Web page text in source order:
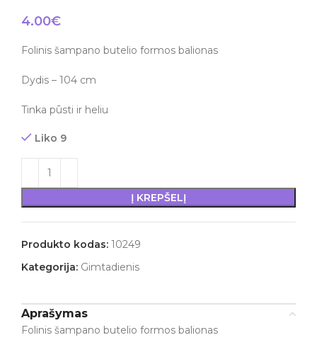
4.00€
Folinis šampano butelio formos balionas
Dydis – 104 cm
Tinka pūsti ir heliu
Liko 9
Į KREPŠELĮ
Produkto kodas: 10249
Kategorija: Gimtadienis
Aprašymas
Folinis šampano butelio formos balionas